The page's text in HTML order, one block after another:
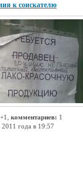
к соискателю
+1, комментариев: 1
2011 года в 19:57